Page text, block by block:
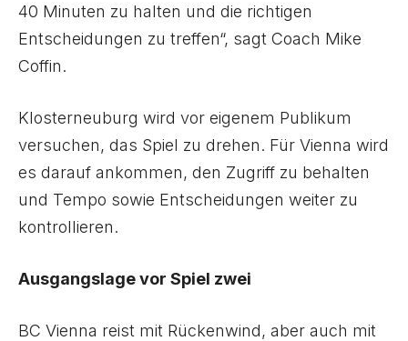
40 Minuten zu halten und die richtigen
Entscheidungen zu treffen“, sagt Coach Mike
Coffin.
Klosterneuburg wird vor eigenem Publikum
versuchen, das Spiel zu drehen. Für Vienna wird
es darauf ankommen, den Zugriff zu behalten
und Tempo sowie Entscheidungen weiter zu
kontrollieren.
Ausgangslage vor Spiel zwei
BC Vienna reist mit Rückenwind, aber auch mit